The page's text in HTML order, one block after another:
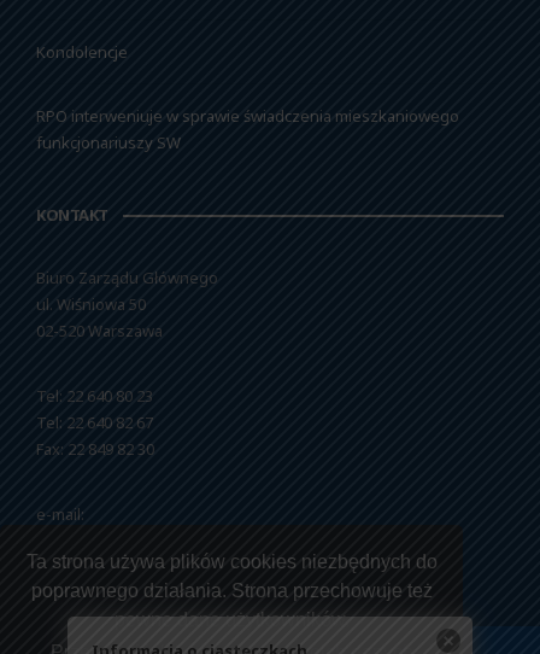
Ta strona używa plików cookies niezbędnych do
poprawnego działania. Strona przechowuje też
pewne dane użytkowników.
Kondolencje
RPO interweniuje w sprawie świadczenia mieszkaniowego
funkcjonariuszy SW
KONTAKT
Biuro Zarządu Głównego
ul. Wiśniowa 50
02-520 Warszawa
Tel: 22 640 80 23
Tel: 22 640 82 67
Fax: 22 849 82 30
e-mail: